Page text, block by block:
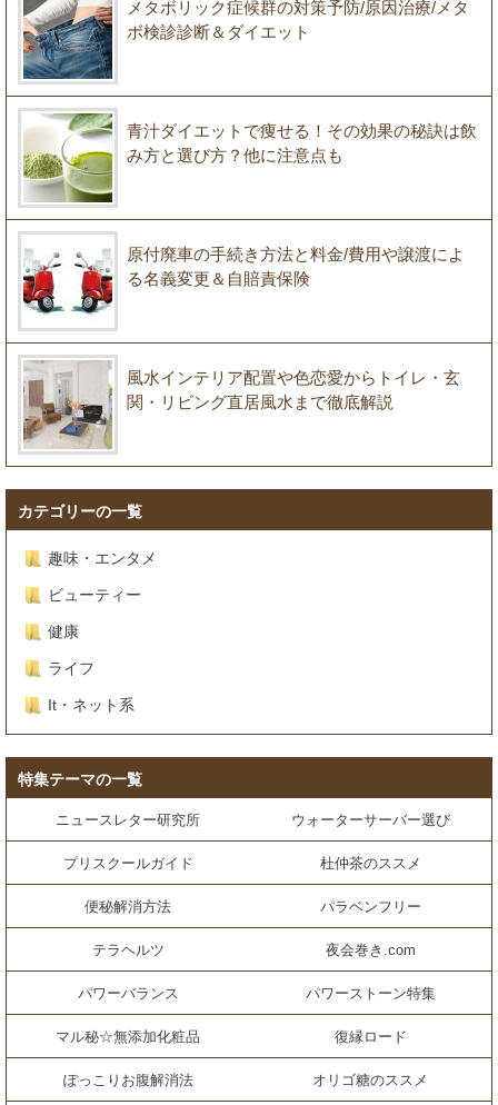
メタボリック症候群の対策予防/原因治療/メタ
ボ検診診断＆ダイエット
青汁ダイエットで痩せる！その効果の秘訣は飲
み方と選び方？他に注意点も
原付廃車の手続き方法と料金/費用や譲渡によ
る名義変更＆自賠責保険
風水インテリア配置や色恋愛からトイレ・玄
関・リビング直居風水まで徹底解説
カテゴリーの一覧
趣味・エンタメ
ビューティー
健康
ライフ
It・ネット系
特集テーマの一覧
ニュースレター研究所 ウォーターサーバー選び
プリスクールガイド 杜仲茶のススメ
便秘解消方法 パラベンフリー
テラヘルツ 夜会巻き.com
パワーバランス パワーストーン特集
マル秘☆無添加化粧品 復縁ロード
ぽっこりお腹解消法 オリゴ糖のススメ